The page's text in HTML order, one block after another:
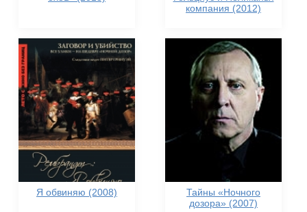
компания (2012)
Я обвиняю (2008)
Тайны «Ночного
дозора» (2007)